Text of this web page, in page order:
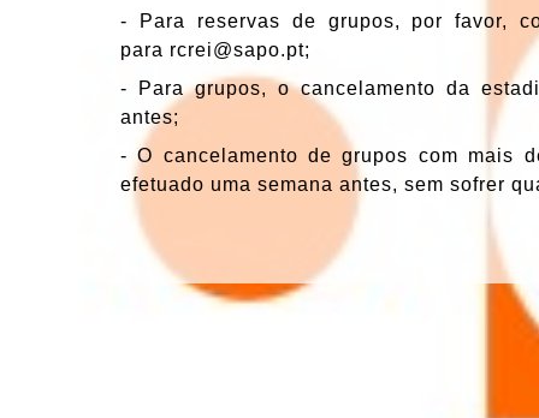
- Para reservas de grupos, por favor,
para rcrei@sapo.pt;
- Para grupos, o cancelamento da
antes;
- O cancelamento de grupos com mais
efetuado uma semana antes, sem sofrer